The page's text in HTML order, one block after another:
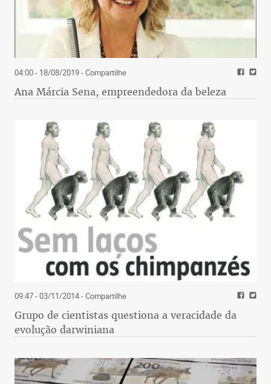
04:00 - 18/08/2019- Compartilhe
Ana Márcia Sena, empreendedora da beleza
09:47 - 03/11/2014- Compartilhe
Grupo de cientistas questiona a veracidade da
evolução darwiniana